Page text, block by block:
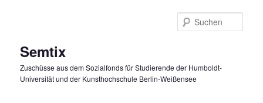
Semtix
Zuschüsse aus dem Sozialfonds für Studierende der Humboldt-
Universität und der Kunsthochschule Berlin-Weißensee